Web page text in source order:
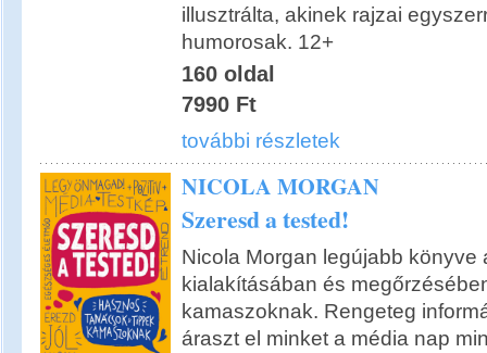
illusztrálta, akinek rajzai
humorosak. 12+
160 oldal
7990 Ft
további részletek
NICOLA MORGAN
Szeresd a tested!
Nicola Morgan legújabb könyve
kialakításában és
kamaszoknak. Rengeteg
áraszt el minket a média nap